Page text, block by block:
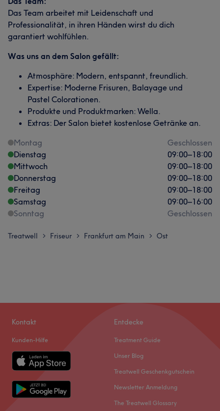
Das Team arbeitet mit Leidenschaft und
Professionalität, in ihren Händen wirst du dich
garantiert wohlfühlen.
Was uns an dem Salon gefällt:
Atmosphäre: Modern, entspannt, freundlich.
Expertise: Moderne Frisuren, Balayage und
Pastel Colorationen.
Produkte und Produktmarken: Wella.
Extras: Der Salon bietet kostenlose Getränke an.
Montag
Geschlossen
Dienstag
09:00–18:00
Mittwoch
09:00–18:00
Donnerstag
09:00–18:00
Freitag
09:00–18:00
Samstag
09:00–16:00
Sonntag
Geschlossen
Treatwell > Friseur > Frankfurt am Main > Ost
Kontakt
Kunden-Hilfe
Entdecke
Treatment Guide
Unser Blog
Treatwell Geschenkgutschein
Newsletter Anmeldung
The Treatwell Glossary